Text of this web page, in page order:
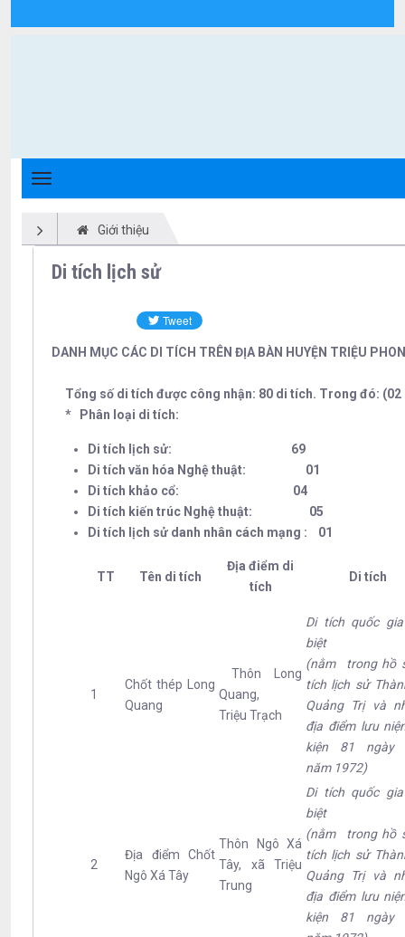
Giới thiệu
Di tích lịch sử
DANH MỤC CÁC DI TÍCH TRÊN ĐỊA BÀN HUYỆN TRIỆU
Tổng số di tích được công nhận: 80 di tích. Trong đó:
* Phân loại di tích:
Di tích lịch sử: 69
Di tích văn hóa Nghệ thuật: 01
Di tích khảo cổ: 04
Di tích kiến trúc Nghệ thuật: 05
Di tích lịch sử danh nhân cách mạng : 01
TT Tên di tích
Địa điểm di
tích
Di tích
1
Chốt thép Long
Quang
Thôn Long
Quang,
Triệu Trạch
Di tích quốc
biệt
(nằm trong hồ
tích lịch sử
Quảng Trị và
địa điểm lưu
kiện 81 ngày
năm 1972)
2
Địa điểm Chốt
Ngô Xá Tây
Thôn Ngô Xá
Tây, xã Triệu
Trung
Di tích quốc
biệt
(nằm trong hồ
tích lịch sử
Quảng Trị và
địa điểm lưu
kiện 81 ngày